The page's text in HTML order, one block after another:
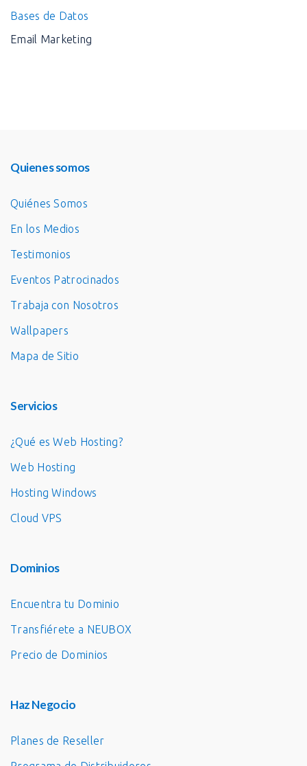
Bases de Datos
Email Marketing
Quienes somos
Quiénes Somos
En los Medios
Testimonios
Eventos Patrocinados
Trabaja con Nosotros
Wallpapers
Mapa de Sitio
Servicios
¿Qué es Web Hosting?
Web Hosting
Hosting Windows
Cloud VPS
Dominios
Encuentra tu Dominio
Transfiérete a NEUBOX
Precio de Dominios
Haz Negocio
Planes de Reseller